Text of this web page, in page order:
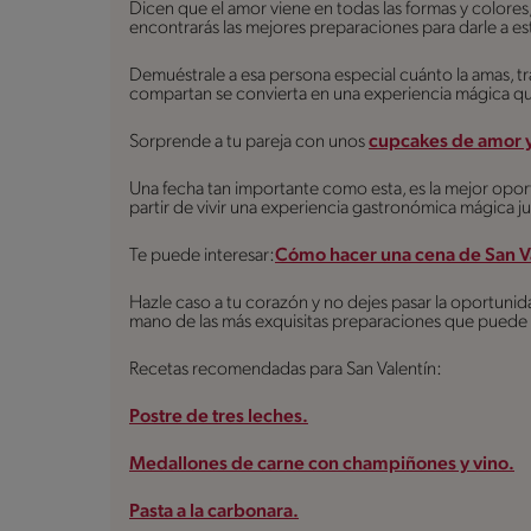
Dicen que el amor viene en todas las formas y
encontrarás las mejores preparaciones para darle a
Demuéstrale a esa persona especial cuánto la
compartan se convierta en una experiencia mágica
Sorprende a tu pareja con unoscupcakes de amor
Una fecha tan importante como esta, es la mejor
partir de vivir una experiencia gastronómica mágica
Te puede interesar:Cómo hacer una cena de San
Hazle caso a tu corazón y no dejes pasar la
mano de las más exquisitas preparaciones que
Recetas recomendadas para San Valentín:
Postre de tres leches.
Medallones de carne con champiñones y vino.
Pasta a la carbonara.